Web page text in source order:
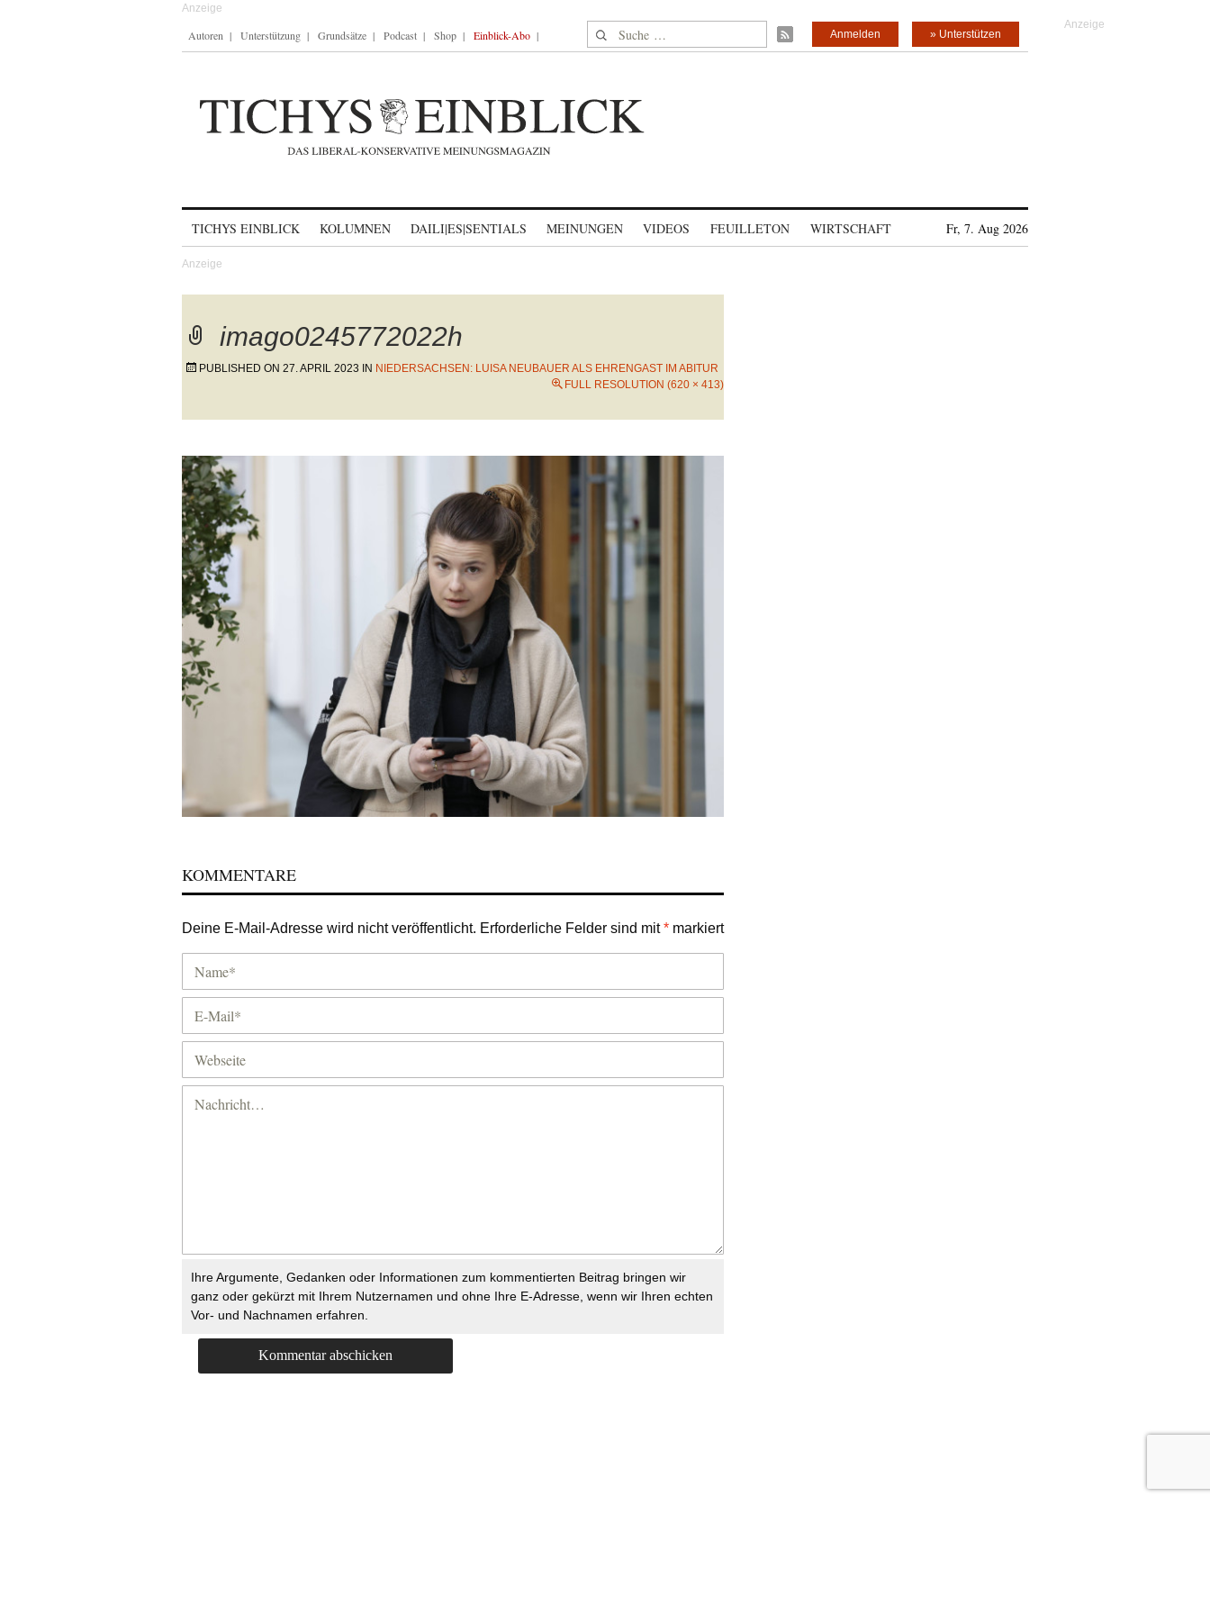
Autoren Unterstützung Grundsätze Podcast Shop Einblick-Abo Suche nach: » Unterstützen
Anmelden
TICHYS EINBLICK KOLUMNEN DAILI|ES|SENTIALS MEINUNGEN VIDEOS FEUILLETON WIRTSCHAFT Fr, 7. Aug 2026
imago0245772022h
PUBLISHED ON 27. APRIL 2023 IN NIEDERSACHSEN: LUISA NEUBAUER ALS EHRENGAST IM ABITUR
FULL RESOLUTION (620 × 413)
KOMMENTARE
Deine E-Mail-Adresse wird nicht veröffentlicht. Erforderliche Felder sind mit* markiert
Ihre Argumente, Gedanken oder Informationen zum kommentierten Beitrag bringen wir
ganz oder gekürzt mit Ihrem Nutzernamen und ohne Ihre E-Adresse, wenn wir Ihren echten
Vor- und Nachnamen erfahren.